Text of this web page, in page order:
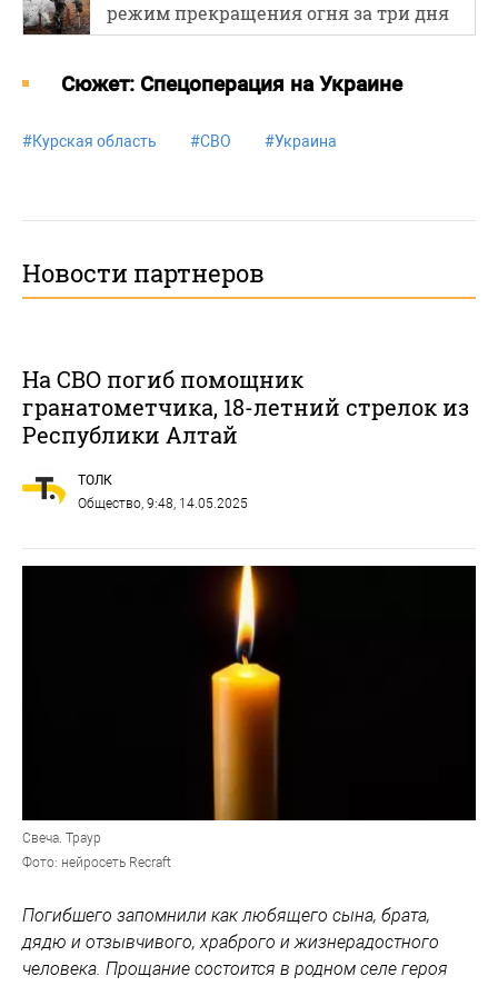
режим прекращения огня за три дня
Cюжет: Спецоперация на Украине
#Курская область #СВО #Украина
Новости партнеров
На СВО погиб помощник
гранатометчика, 18-летний стрелок из
Республики Алтай
ТОЛК
Общество , 9:48, 14.05.2025
Свеча. Траур
Фото: нейросеть Recraft
Погибшего запомнили как любящего сына, брата,
дядю и отзывчивого, храброго и жизнерадостного
человека. Прощание состоится в родном селе героя